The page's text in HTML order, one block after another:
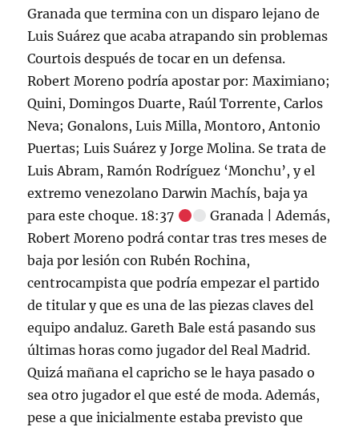
Granada que termina con un disparo lejano de
Luis Suárez que acaba atrapando sin problemas
Courtois después de tocar en un defensa.
Robert Moreno podría apostar por: Maximiano;
Quini, Domingos Duarte, Raúl Torrente, Carlos
Neva; Gonalons, Luis Milla, Montoro, Antonio
Puertas; Luis Suárez y Jorge Molina. Se trata de
Luis Abram, Ramón Rodríguez ‘Monchu’, y el
extremo venezolano Darwin Machís, baja ya
para este choque. 18:37
Granada | Además,
Robert Moreno podrá contar tras tres meses de
baja por lesión con Rubén Rochina,
centrocampista que podría empezar el partido
de titular y que es una de las piezas claves del
equipo andaluz. Gareth Bale está pasando sus
últimas horas como jugador del Real Madrid.
Quizá mañana el capricho se le haya pasado o
sea otro jugador el que esté de moda. Además,
pese a que inicialmente estaba previsto que